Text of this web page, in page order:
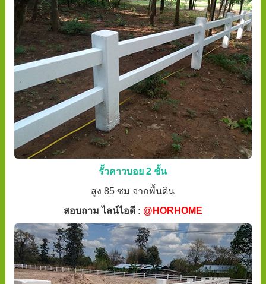
รั้วคาวบอย 2 ชั้น
สูง 85 ซม จากพื้นดิน
สอบถาม ไลน์ไอดี : @HORHOME